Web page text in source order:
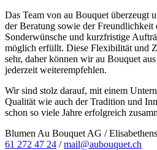
Das Team von au Bouquet überzeugt
der Beratung sowie der
Sonderwünsche und kurzfristige
möglich erfüllt. Diese Flexibilität und
sehr, daher können wir au Bouquet
jederzeit weiterempfehlen.
Wir sind stolz darauf, mit einem
Qualität wie auch der Tradition und
schon so viele Jahre erfolgreich
Blumen Au Bouquet AG /
61 272 47 24 /mail@aubouquet.ch